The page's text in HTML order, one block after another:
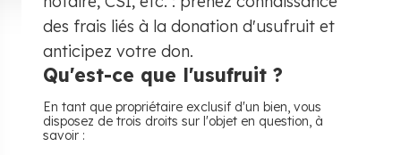
des frais liés à la donation d'usufruit et
anticipez votre don.
Qu'est-ce que l'usufruit ?
En tant que propriétaire exclusif d'un bien, vous
disposez de trois droits sur l'objet en question, à
savoir :